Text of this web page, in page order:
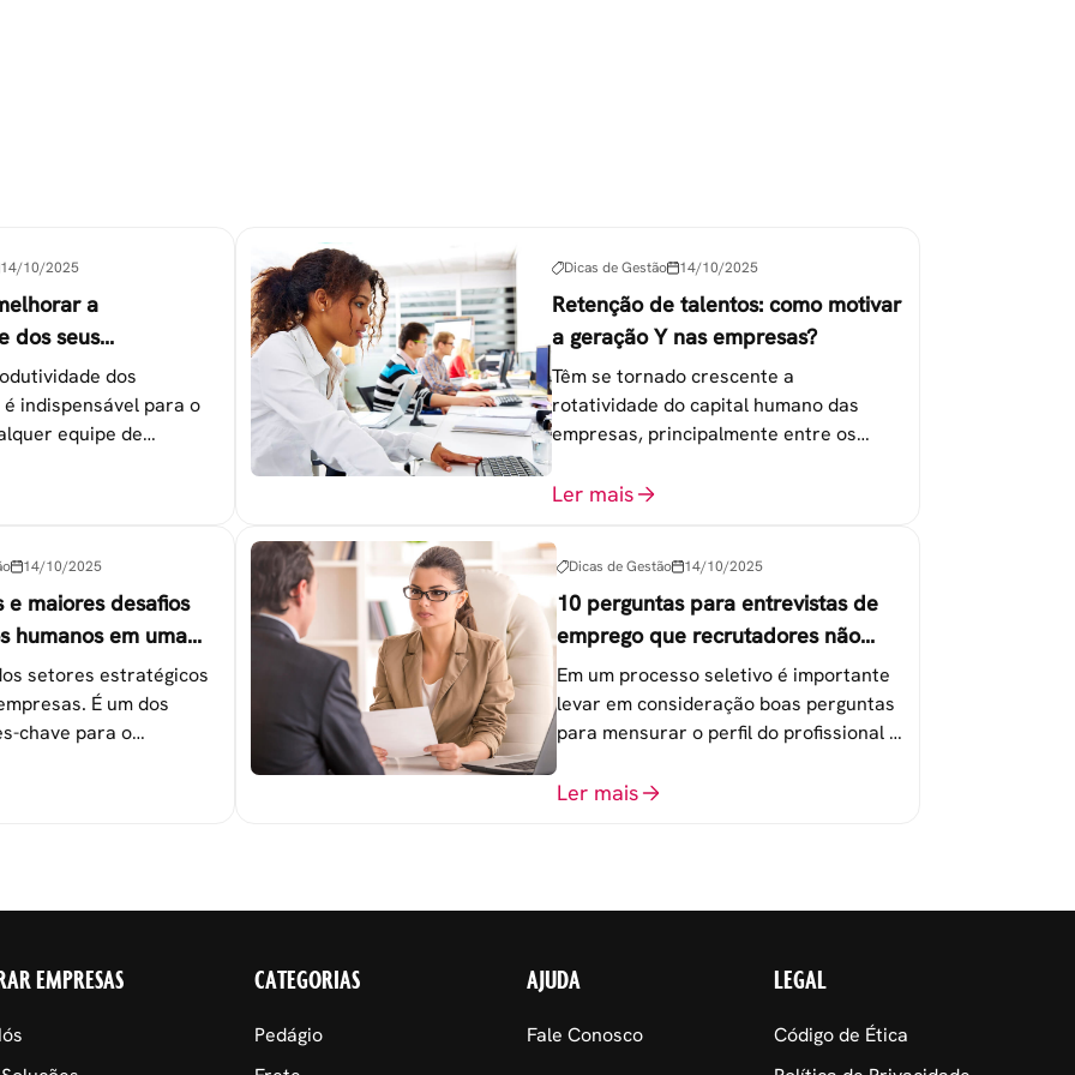
14/10/2025
a
dos seus
dos
indispensável para o
equipe de
Dicas de Gestão 14/10/2025
Retenção de talentos: como motivar
a geração Y nas empresas?
Têm se tornado crescente a
rotatividade do capital humano das
empresas, principalmente entre os
chamada Geração Y.
Ler mais
14/10/2025
e maiores desafios
humanos em uma
setores estratégicos
É um dos
chave para o
metas
Dicas de Gestão 14/10/2025
10 perguntas para entrevistas de
emprego que recrutadores não
devem fazer
Em um processo seletivo é importante
levar em consideração boas perguntas
para mensurar o perfil do profissional e
Ler mais
EMPRESAS CATEGORIAS
Pedágio
AJUDA
Fale Conosco
LEGAL
Código de Ética